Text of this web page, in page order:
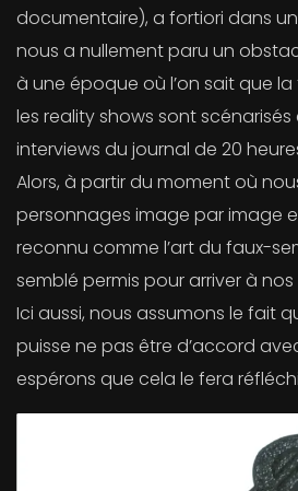
documentaire), a fortiori dans
nous a nullement paru un
à une époque où l’on sait que
les reality shows sont
interviews du journal de 20
Alors, à partir du moment où
personnages image par image
reconnu comme l’art du faux-
semblé permis pour arriver à nos
Ici aussi, nous assumons le fait
puisse ne pas être d’accord
espérons que cela le fera